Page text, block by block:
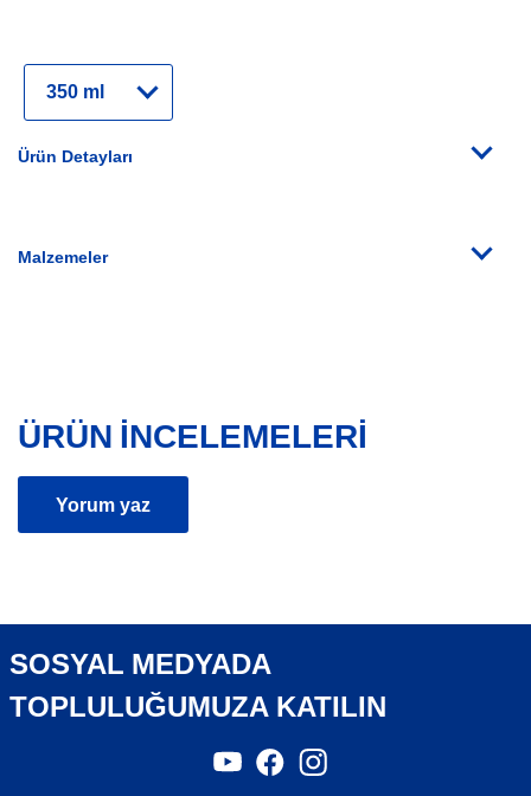
Seçin
Ürün Detayları
Malzemeler
ÜRÜN INCELEMELERI
Yorum yaz
SOSYAL MEDYADA
TOPLULUĞUMUZA KATILIN
YouTubeFacebook